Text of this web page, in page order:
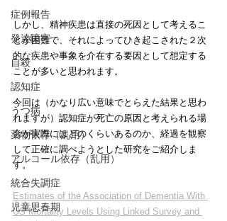
症例報告
発達障害
自殺
認知症
うつ病
薬物依存（乱用）
アルコール依存（乱用）
統合失調症
児童思春期
しかし、精神疾患は直接の死因として考えるこ
とが困難で、それによってひき起こされた２次
的な疾患や事象を介在する要因として想定する
ことが多いと思われます。
今回は（かなり広い意味でとらえた結果と思わ
れますが）認知症が死亡の原因と考えられる場
合が実際にはどのくらいあるのか、経過を観察
して正確に調べようとした研究をご紹介しま
す。
Estimates of the Association of Dementia With
US Mortality Levels Using Linked Survey and